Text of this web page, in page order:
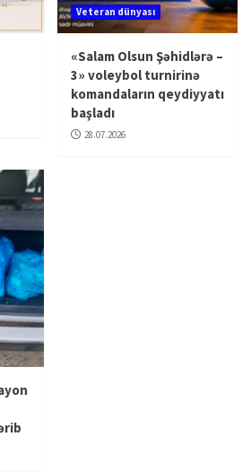
Veteran dünyası
«Salam Olsun Şəhidlərə –
3» voleybol turnirinə
komandaların qeydiyyatı
başladı
28.07.2026